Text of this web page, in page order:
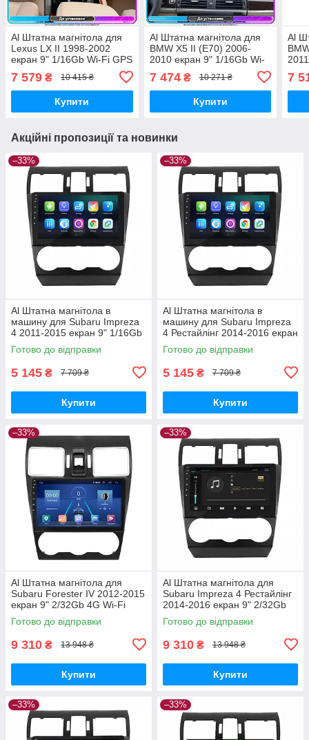
Al Штатна магнітола для
Lexus LX II 1998-2002
екран 9" 1/16Gb Wi-Fi GPS
7 579 ₴ 10 415 ₴
Купити
Al Штатна магнітола для
BMW X5 II (E70) 2006-
2010 екран 9" 1/16Gb Wi-
7 474₴ 10 271 ₴
Купити
Al
7
Акційні пропозиції та новинки
–33%
Al Штатна магнітола в
машину для Subaru Impreza
4 2011-2015 екран 9" 1/16Gb
Wi-Fi GPS Base
Готово до відправки
5 145 ₴ 7 709 ₴
Купити
–33%
Al Штатна магнітола в
машину для Subaru Impreza
4 Рестайлінг 2014-2016 екран
9" 1/16Gb Wi-Fi GPS Base
Готово до відправки
5 145 ₴ 7 709 ₴
Купити
–33%
Al Штатна магнітола для
Subaru Forester IV 2012-2015
екран 9" 2/32Gb 4G Wi-Fi
GPS Top Android
Готово до відправки
9 310 ₴ 13 948 ₴
Купити
–33%
Al Штатна магнітола для
Subaru Impreza 4 Рестайлінг
2014-2016 екран 9" 2/32Gb
4G Wi-Fi GPS Top Android
Готово до відправки
9 310 ₴ 13 948 ₴
Купити
–33% –33%